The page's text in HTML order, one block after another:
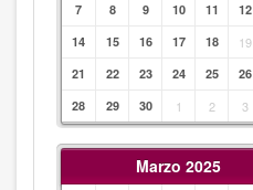
7
8 9 10 11 12
14
15 16 17 18 19
21
22 23 24 25 26
28
29 30 1 2 3
Marzo 2025